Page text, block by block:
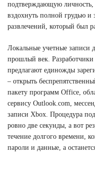
подтверждающую
вздохнуть полной грудью и
развлечений, который был
Локальные учетные записи
прошлый век.
предлагают единожды
– открыть
пакету программ Office,
сервису Outlook.com,
записи Xbox. Процедура
ровно две секунды, а вот
течение долгого времени,
пароли и данные, а